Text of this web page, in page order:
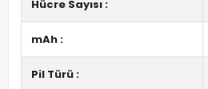
Hücre Sayısı :
mAh :
Pil Türü :